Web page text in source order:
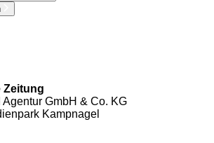
Zeitung
GmbH & Co. KG
Kampnagel